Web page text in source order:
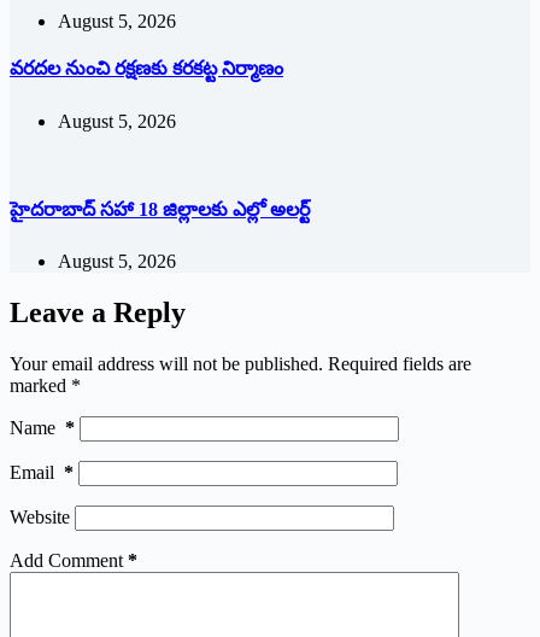
August 5, 2026
వరదల నుంచి రక్షణకు కరకట్ట నిర్మాణం
August 5, 2026
హైదరాబాద్ సహా 18 జిల్లాలకు ఎల్లో అలర్ట్
August 5, 2026
Leave a Reply
Your email address will not be published. Required fields are
marked *
Name *
Email *
Website
Add Comment *